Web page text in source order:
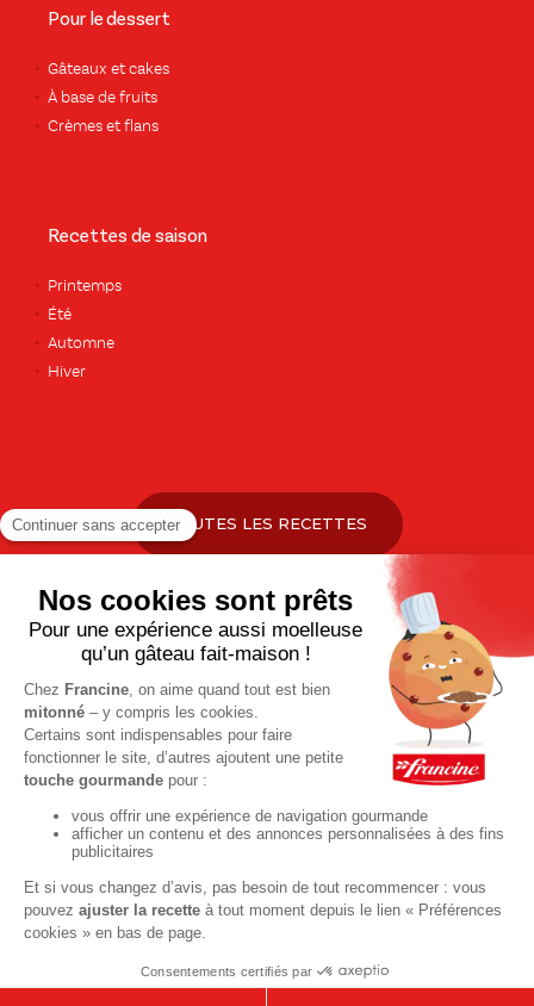
Pour le dessert
Gâteaux et cakes
À base de fruits
Crèmes et flans
Recettes de saison
Printemps
Été
Automne
Hiver
TOUTES LES RECETTES
Pour votre santé, pratiquez une activité physique régulière. Plus
d’infos surwww.mangerbouger.fr